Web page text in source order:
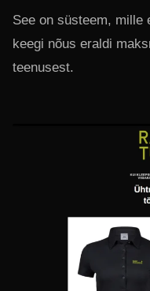
See on süsteem, mille
keegi nõus eraldi
teenusest.